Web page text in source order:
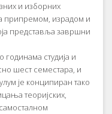
и изборних
припремом, израдом и
представља завршни
годинама студија и
шест семестара, и
је конципиран тако
теоријских,